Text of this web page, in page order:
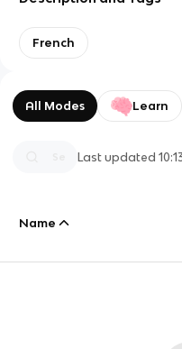
French
All Modes Learn
Last updated
Name